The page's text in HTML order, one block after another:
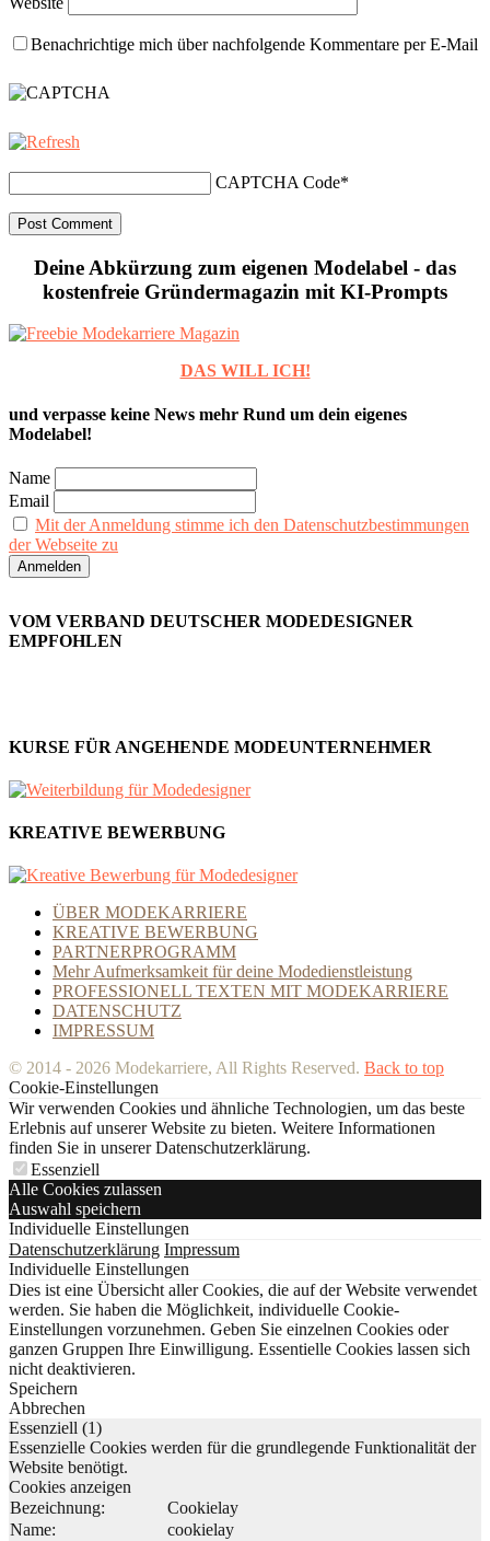
Benachrichtige mich über nachfolgende Kommentare per E-Mail
CAPTCHA Code*
Deine Abkürzung zum eigenen Modelabel - das
kostenfreie Gründermagazin mit KI-Prompts
DAS WILL ICH!
und verpasse keine News mehr Rund um dein eigenes
Modelabel!
Name
Email
Mit der Anmeldung stimme ich den Datenschutzbestimmungen
der Webseite zu
VOM VERBAND DEUTSCHER MODEDESIGNER
EMPFOHLEN
KURSE FÜR ANGEHENDE MODEUNTERNEHMER
KREATIVE BEWERBUNG
ÜBER MODEKARRIERE
KREATIVE BEWERBUNG
PARTNERPROGRAMM
Mehr Aufmerksamkeit für deine Modedienstleistung
PROFESSIONELL TEXTEN MIT MODEKARRIERE
DATENSCHUTZ
IMPRESSUM
© 2014 - 2026 Modekarriere, All Rights Reserved. Back to top
Cookie-Einstellungen
Wir verwenden Cookies und ähnliche Technologien, um das beste
Erlebnis auf unserer Website zu bieten. Weitere Informationen
finden Sie in unserer Datenschutzerklärung.
Essenziell
Alle Cookies zulassen
Auswahl speichern
Individuelle Einstellungen
Datenschutzerklärung Impressum
Individuelle Einstellungen
Dies ist eine Übersicht aller Cookies, die auf der Website verwendet
werden. Sie haben die Möglichkeit, individuelle Cookie-
Einstellungen vorzunehmen. Geben Sie einzelnen Cookies oder
ganzen Gruppen Ihre Einwilligung. Essentielle Cookies lassen sich
nicht deaktivieren.
Speichern
Abbrechen
Essenziell (1)
Essenzielle Cookies werden für die grundlegende Funktionalität der
Website benötigt.
Cookies anzeigen
Bezeichnung:
Cookielay
Name:
cookielay